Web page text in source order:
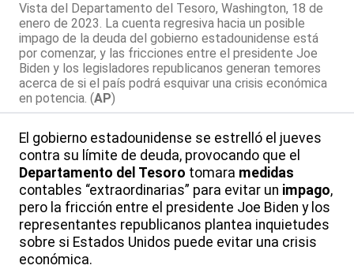
Vista del Departamento del Tesoro, Washington, 18 de
enero de 2023. La cuenta regresiva hacia un posible
impago de la deuda del gobierno estadounidense está
por comenzar, y las fricciones entre el presidente Joe
Biden y los legisladores republicanos generan temores
acerca de si el país podrá esquivar una crisis económica
en potencia. (AP)
El gobierno estadounidense se estrelló el jueves
contra su límite de deuda, provocando que el
Departamento del Tesoro tomara medidas
contables “extraordinarias” para evitar un impago,
pero la fricción entre el presidente Joe Biden y los
representantes republicanos plantea inquietudes
sobre si Estados Unidos puede evitar una crisis
económica.